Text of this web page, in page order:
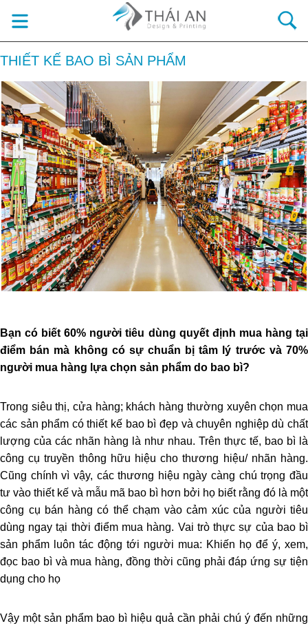
THIẾT KẾ BAO BÌ SẢN PHẨM
Bạn có biết 60% người tiêu dùng quyết định mua hàng tại
điểm bán mà không có sự chuẩn bị tâm lý trước và 70%
người mua hàng lựa chọn sản phẩm do bao bì?
Trong siêu thị, cửa hàng; khách hàng thường xuyên chọn mua
các sản phẩm có thiết kế bao bì đẹp và chuyên nghiệp dù chất
lượng của các nhãn hàng là như nhau. Trên thực tế, bao bì là
công cụ truyền thông hữu hiệu cho thương hiệu/ nhãn hàng.
Cũng chính vì vậy, các thương hiệu ngày càng chú trọng đầu
tư vào thiết kế và mẫu mã bao bì hơn bởi họ biết rằng đó là một
công cụ bán hàng có thể chạm vào cảm xúc của người tiêu
dùng ngay tại thời điểm mua hàng. Vai trò thực sự của bao bì
sản phẩm luôn tác động tới người mua: Khiến họ để ý, xem,
đọc bao bì và mua hàng, đồng thời cũng phải đáp ứng sự tiện
dụng cho họ
Vậy một sản phẩm bao bì hiệu quả cần phải chú ý đến những